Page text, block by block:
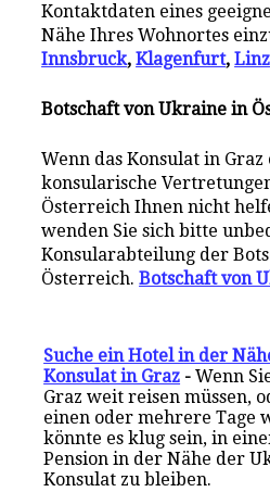
Kontaktdaten eines
Nähe Ihres Wohnortes
Innsbruck,Klagenfurt,Linz
Botschaft von Ukraine in
Wenn das Konsulat in
konsularische
Österreich Ihnen nicht
wenden Sie sich bitte
Konsularabteilung der
Österreich.Botschaft von
Suche ein Hotel in der
Konsulat in Graz -Wenn
Graz weit reisen müssen,
einen oder mehrere Tage
könnte es klug sein, in
Pension in der Nähe der
Konsulat zu bleiben.